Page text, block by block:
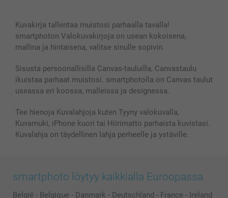
Kännykkä & Tabletti
MyNameBook
Valokuvakehykset & Lisätarvikkeet
Lahjakortti
Kaikki kuvatuotteet
Sivukartta
Ehdot/takuut
smartbonus
Hinnat & maksutavat
Kuvakirja tallentaa muistosi parhaalla tavalla!
smartphoton Valokuvakirjoja on usean kokoisena,
mallina ja hintaisena, valitse sinulle sopivin.
Sisusta persoonallisilla Canvas-tauluilla, Canvastaulu
ikuistaa parhaat muistosi. smartphotolla on Canvas taulut
useassa eri koossa, malleissa ja designessa.
Tee hienoja Kuvalahjoja kuten Tyyny valokuvalla,
Kuvamuki, iPhone kuori tai Hiirimatto parhaista kuvistasi.
Kuvalahja on täydellinen lahja perheelle ja ystäville.
smartphoto löytyy kaikkialla Euroopassa
België - Belgique - Danmark - Deutschland - France - Ireland